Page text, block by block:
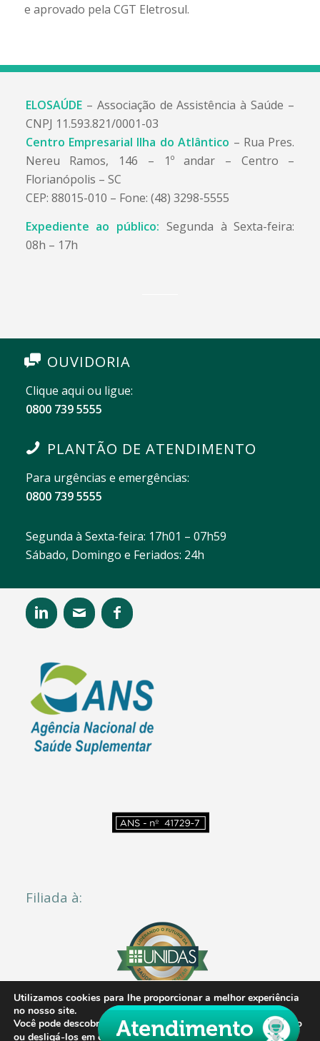
e aprovado pela CGT Eletrosul.
ELOSAÚDE– Associação de Assistência à Saúde –
CNPJ 11.593.821/0001-03
Centro Empresarial Ilha do Atlântico – Rua Pres.
Nereu Ramos, 146 – 1º andar – Centro –
Florianópolis – SC
CEP: 88015-010 – Fone: (48) 3298-5555
Expediente ao público: Segunda à Sexta-feira:
08h – 17h
OUVIDORIA
Clique aqui ou ligue:
0800 739 5555
PLANTÃO DE ATENDIMENTO
Para urgências e emergências:
0800 739 5555
Segunda à Sexta-feira: 17h01 – 07h59
Sábado, Domingo e Feriados: 24h
Filiada à:
Utilizamos cookies para lhe proporcionar a melhor experiência
no nosso site.
Você pode descobrir mais sobre quais cookies estamos usando
ou desligá-los em configurações.